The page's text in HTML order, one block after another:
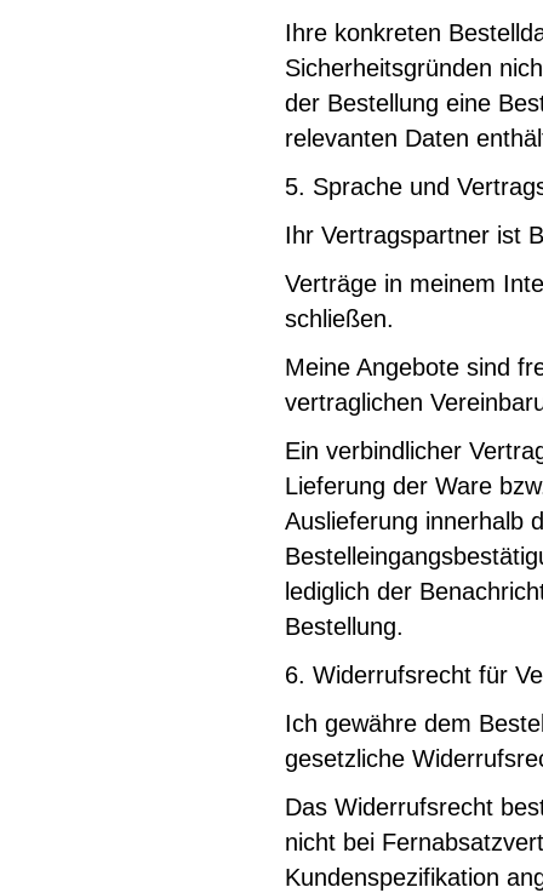
Ihre konkreten
Sicherheitsgründen
der Bestellung eine
relevanten Daten
5. Sprache und
Ihr Vertragspartner ist
Verträge in meinem
schließen.
Meine Angebote sind
vertraglichen
Ein verbindlicher
Lieferung der Ware
Auslieferung innerhalb
lediglich der
Bestellung.
6. Widerrufsrecht für
Ich gewähre dem
gesetzliche
Das Widerrufsrecht
nicht bei
Kundenspezifikation